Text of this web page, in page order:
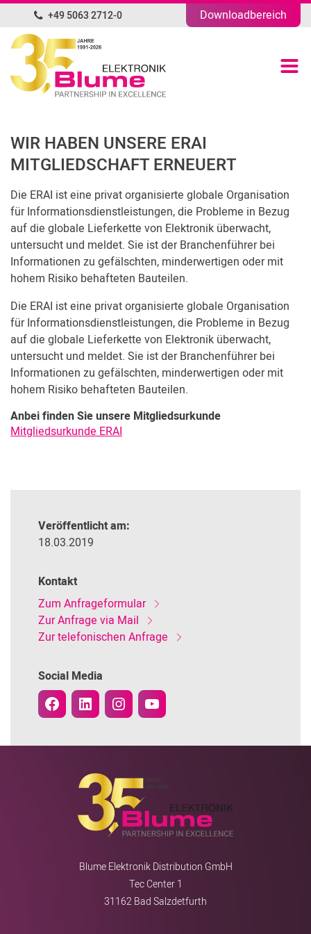
+49 5063 2712-0 Downloadbereich
WIR HABEN UNSERE ERAI
MITGLIEDSCHAFT ERNEUERT
Die ERAI ist eine privat organisierte globale Organisation
für Informationsdienstleistungen, die Probleme in Bezug
auf die globale Lieferkette von Elektronik überwacht,
untersucht und meldet. Sie ist der Branchenführer bei
Informationen zu gefälschten, minderwertigen oder mit
hohem Risiko behafteten Bauteilen.
Die ERAI ist eine privat organisierte globale Organisation
für Informationsdienstleistungen, die Probleme in Bezug
auf die globale Lieferkette von Elektronik überwacht,
untersucht und meldet. Sie ist der Branchenführer bei
Informationen zu gefälschten, minderwertigen oder mit
hohem Risiko behafteten Bauteilen.
Anbei finden Sie unsere Mitgliedsurkunde
Mitgliedsurkunde ERAI
Veröffentlicht am:
18.03.2019
Kontakt
Zum Anfrageformular
Zur Anfrage via Mail
Zur telefonischen Anfrage
Social Media
Blume Elektronik Distribution GmbH
Tec Center 1
31162 Bad Salzdetfurth
Produktübersicht
Unternehmen
News
Blog
Kontakt
Kundenbereich
DE